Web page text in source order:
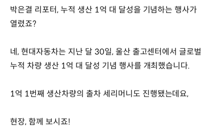
박은결 리포터, 누적 생산 1억 대 달성을 기념하는 행사가
열렸죠?
네, 현대자동차는 지난 달 30일, 울산 출고센터에서 글로벌
누적 차량 생산 1억 대 달성 기념 행사를 개최했습니다.
1억 1번째 생산차량의 출차 세리머니도 진행됐는데요,
현장, 함께 보시죠!